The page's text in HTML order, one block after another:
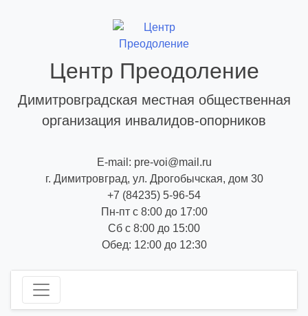
Центр Преодоление
Димитровградская местная общественная
организация инвалидов-опорников
E-mail: pre-voi@mail.ru
г. Димитровград, ул. Дрогобычская, дом 30
+7 (84235) 5-96-54
Пн-пт с 8:00 до 17:00
Сб с 8:00 до 15:00
Обед: 12:00 до 12:30